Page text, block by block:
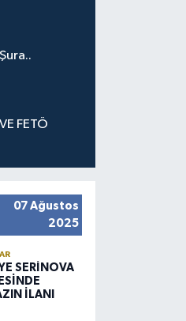
FETÖ
07 Ağustos
2025
SERİNOVA
İLANI